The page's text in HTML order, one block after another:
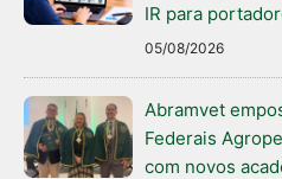
IR para
05/08/2026
Abramvet
Federais
com novos